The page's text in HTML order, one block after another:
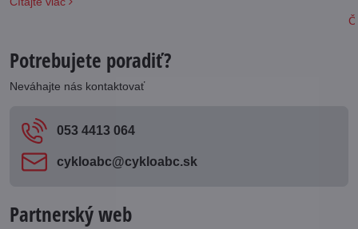
Potrebujete poradiť?
Neváhajte nás kontaktovať
053 4413 064
cykloabc​@cykloabc​.sk
Partnerský web